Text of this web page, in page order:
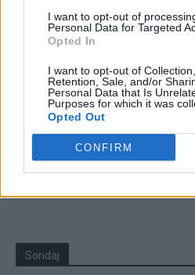
I want to opt-out of
Personal Data for Targeted
Opted In
I want to opt-out of
Retention, Sale, and/or
Personal Data that Is
Purposes for which it was
Opted Out
CONFIRM
PSD-AUR: ”Vom analiza cu
Să vă amintesc cine e
Sabotaj grav al PNRR,
europeană PSD-AUR:
Sondaj